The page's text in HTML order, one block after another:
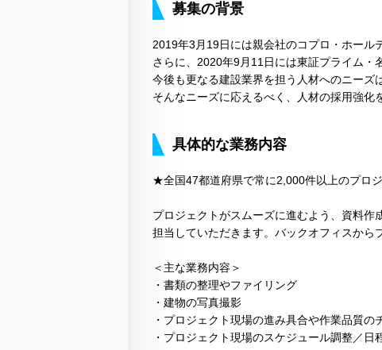
募集の背景
2019年3月19日には親会社のコプロ・ホール
さらに、2020年9月11日には東証プライム・
今後も更なる建設業界を担う人材へのニーズ
そんなニーズに応えるべく、人材の採用強化
具体的な業務内容
★全国47都道府県で常に2,000件以上のプロ
プロジェクトがスムーズに進むよう、資料
担当していただきます。バックオフィスから
＜主な業務内容＞
・書類の整理やファイリング
・建物の写真撮影
・プロジェクト現場の進み具合や作業品質の
・プロジェクト現場のスケジュール調整／